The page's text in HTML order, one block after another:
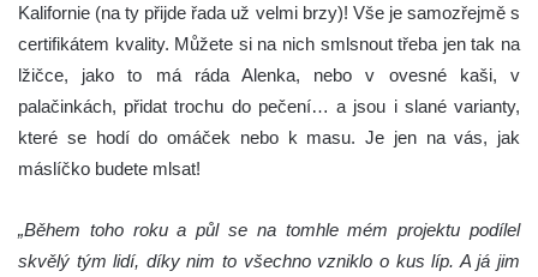
Kalifornie (na ty přijde řada už velmi brzy)! Vše je samozřejmě s
certifikátem kvality. Můžete si na nich smlsnout třeba jen tak na
lžičce, jako to má ráda Alenka, nebo v ovesné kaši, v
palačinkách, přidat trochu do pečení… a jsou i slané varianty,
které se hodí do omáček nebo k masu. Je jen na vás, jak
máslíčko budete mlsat!
„Během toho roku a půl se na tomhle mém projektu podílel
skvělý tým lidí, díky nim to všechno vzniklo o kus líp. A já jim